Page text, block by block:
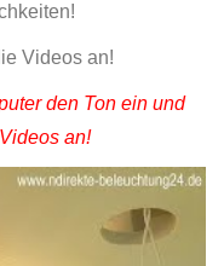
Videos an!
den Ton ein und
an!